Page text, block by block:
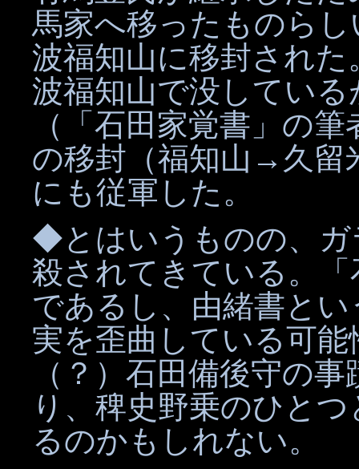
馬家へ移ったものら
波福知山に移封され
波福知山で没してい
（「石田家覚書」の
の移封（福知山→久留
にも従軍した。
◆とはいうものの、ガ
殺されてきている。
であるし、由緒書と
実を歪曲している可
（？）石田備後守の
り、稗史野乗のひと
るのかもしれない。